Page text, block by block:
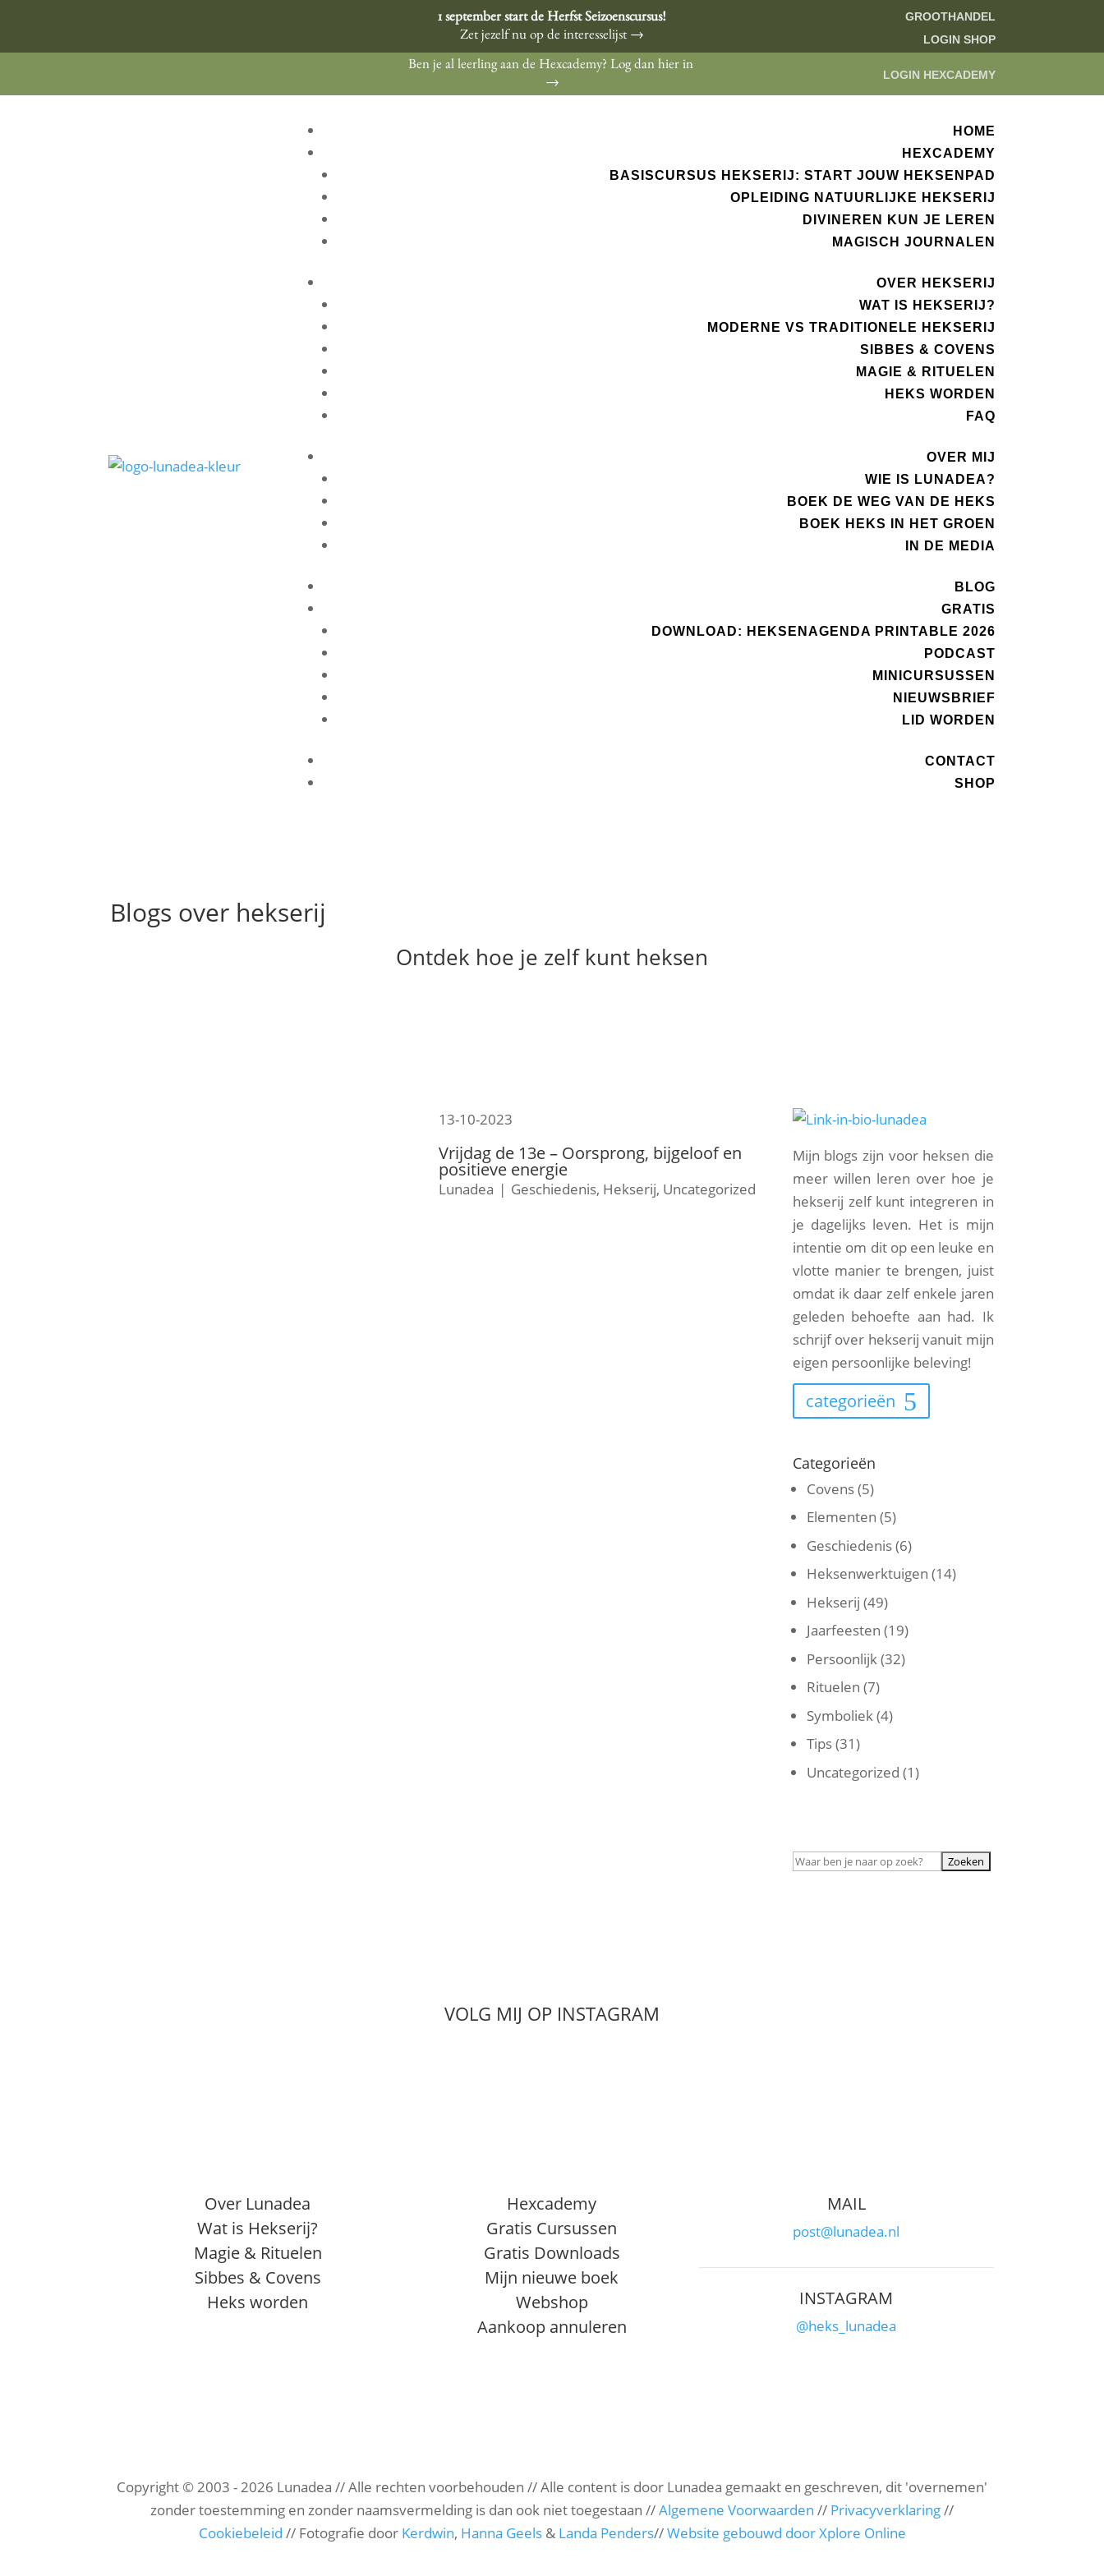
1 september start de Herfst Seizoenscursus!
Zet jezelf nu op de interesselijst →
GROOTHANDEL
LOGIN SHOP
Ben je al leerling aan de Hexcademy? Log dan hier in
→
LOGIN HEXCADEMY
HOME
HEXCADEMY
BASISCURSUS HEKSERIJ: START JOUW HEKSENPAD
OPLEIDING NATUURLIJKE HEKSERIJ
DIVINEREN KUN JE LEREN
MAGISCH JOURNALEN
OVER HEKSERIJ
WAT IS HEKSERIJ?
MODERNE VS TRADITIONELE HEKSERIJ
SIBBES & COVENS
MAGIE & RITUELEN
HEKS WORDEN
FAQ
OVER MIJ
WIE IS LUNADEA?
BOEK DE WEG VAN DE HEKS
BOEK HEKS IN HET GROEN
IN DE MEDIA
BLOG
GRATIS
DOWNLOAD: HEKSENAGENDA PRINTABLE 2026
PODCAST
MINICURSUSSEN
NIEUWSBRIEF
LID WORDEN
CONTACT
SHOP
Blogs over hekserij
Ontdek hoe je zelf kunt heksen
13-10-2023
Vrijdag de 13e – Oorsprong, bijgeloof en
positieve energie
Lunadea | Geschiedenis, Hekserij, Uncategorized
Mijn blogs zijn voor heksen die
meer willen leren over hoe je
hekserij zelf kunt integreren in
je dagelijks leven. Het is mijn
intentie om dit op een leuke en
vlotte manier te brengen, juist
omdat ik daar zelf enkele jaren
geleden behoefte aan had. Ik
schrijf over hekserij vanuit mijn
eigen persoonlijke beleving!
categorieën
Categorieën
Covens(5)
Elementen (5)
Geschiedenis(6)
Heksenwerktuigen (14)
Hekserij (49)
Jaarfeesten (19)
Persoonlijk(32)
Rituelen (7)
Symboliek(4)
Tips(31)
Uncategorized (1)
Zoeken
VOLG MIJ OP INSTAGRAM
Over Lunadea
Wat is Hekserij?
Magie & Rituelen
Sibbes & Covens
Heks worden
Hexcademy
Gratis Cursussen
Gratis Downloads
Mijn nieuwe boek
Webshop
Aankoop annuleren
MAIL
post@lunadea.nl
INSTAGRAM
@heks_lunadea
Copyright © 2003 - 2026 Lunadea // Alle rechten voorbehouden // Alle content is door Lunadea gemaakt en geschreven, dit 'overnemen'
zonder toestemming en zonder naamsvermelding is dan ook niet toegestaan //Algemene Voorwaarden // Privacyverklaring//
Cookiebeleid // Fotografie door Kerdwin, Hanna Geels& Landa Penders//Website gebouwd door Xplore Online